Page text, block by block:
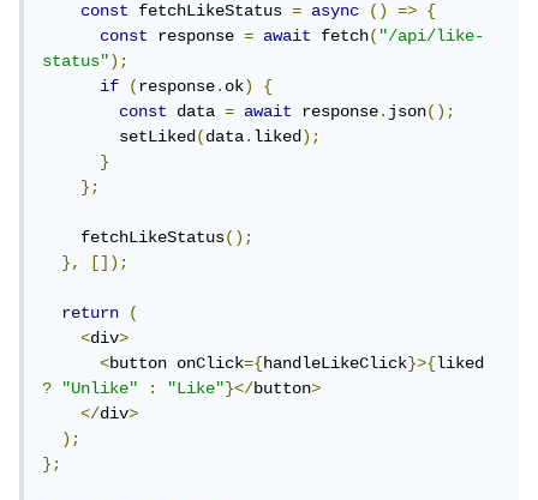
const
fetchLikeStatus = async () =>
{
const
response = await fetch("/api/like-
status");
if
(response.ok)
{
const
data = await response.json();
setLiked(data.liked);
}
};
fetchLikeStatus();
},
[]);
return
(
<div>
<button onClick={handleLikeClick}>{
?
"Unlike" : "Like"}</button>
</div>
);
};